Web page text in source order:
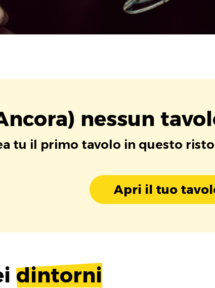
nessun
tu il primo tavolo in questo
Apri il tuo
dintorni